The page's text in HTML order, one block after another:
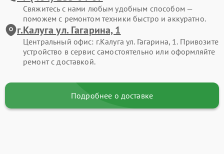
Свяжитесь с нами любым удобным способом —
поможем с ремонтом техники быстро и аккуратно.
г.Калуга ул. Гагарина, 1
Центральный офис: г.Калуга ул. Гагарина, 1. Привозите
устройство в сервис самостоятельно или оформляйте
ремонт с доставкой.
Подробнее о доставке